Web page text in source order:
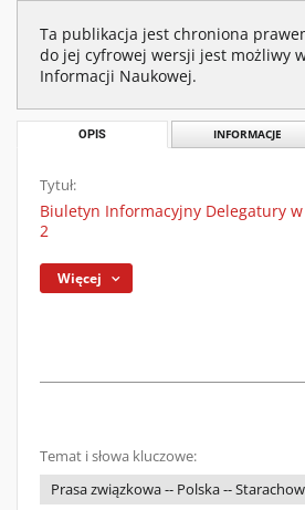
Ta publikacja jest chroniona
do jej cyfrowej wersji jest możliwy
Informacji Naukowej.
OPIS INFORMACJE
Tytuł:
Biuletyn Informacyjny Delegatury
2
Więcej
Temat i słowa kluczowe:
Prasa związkowa -- Polska --